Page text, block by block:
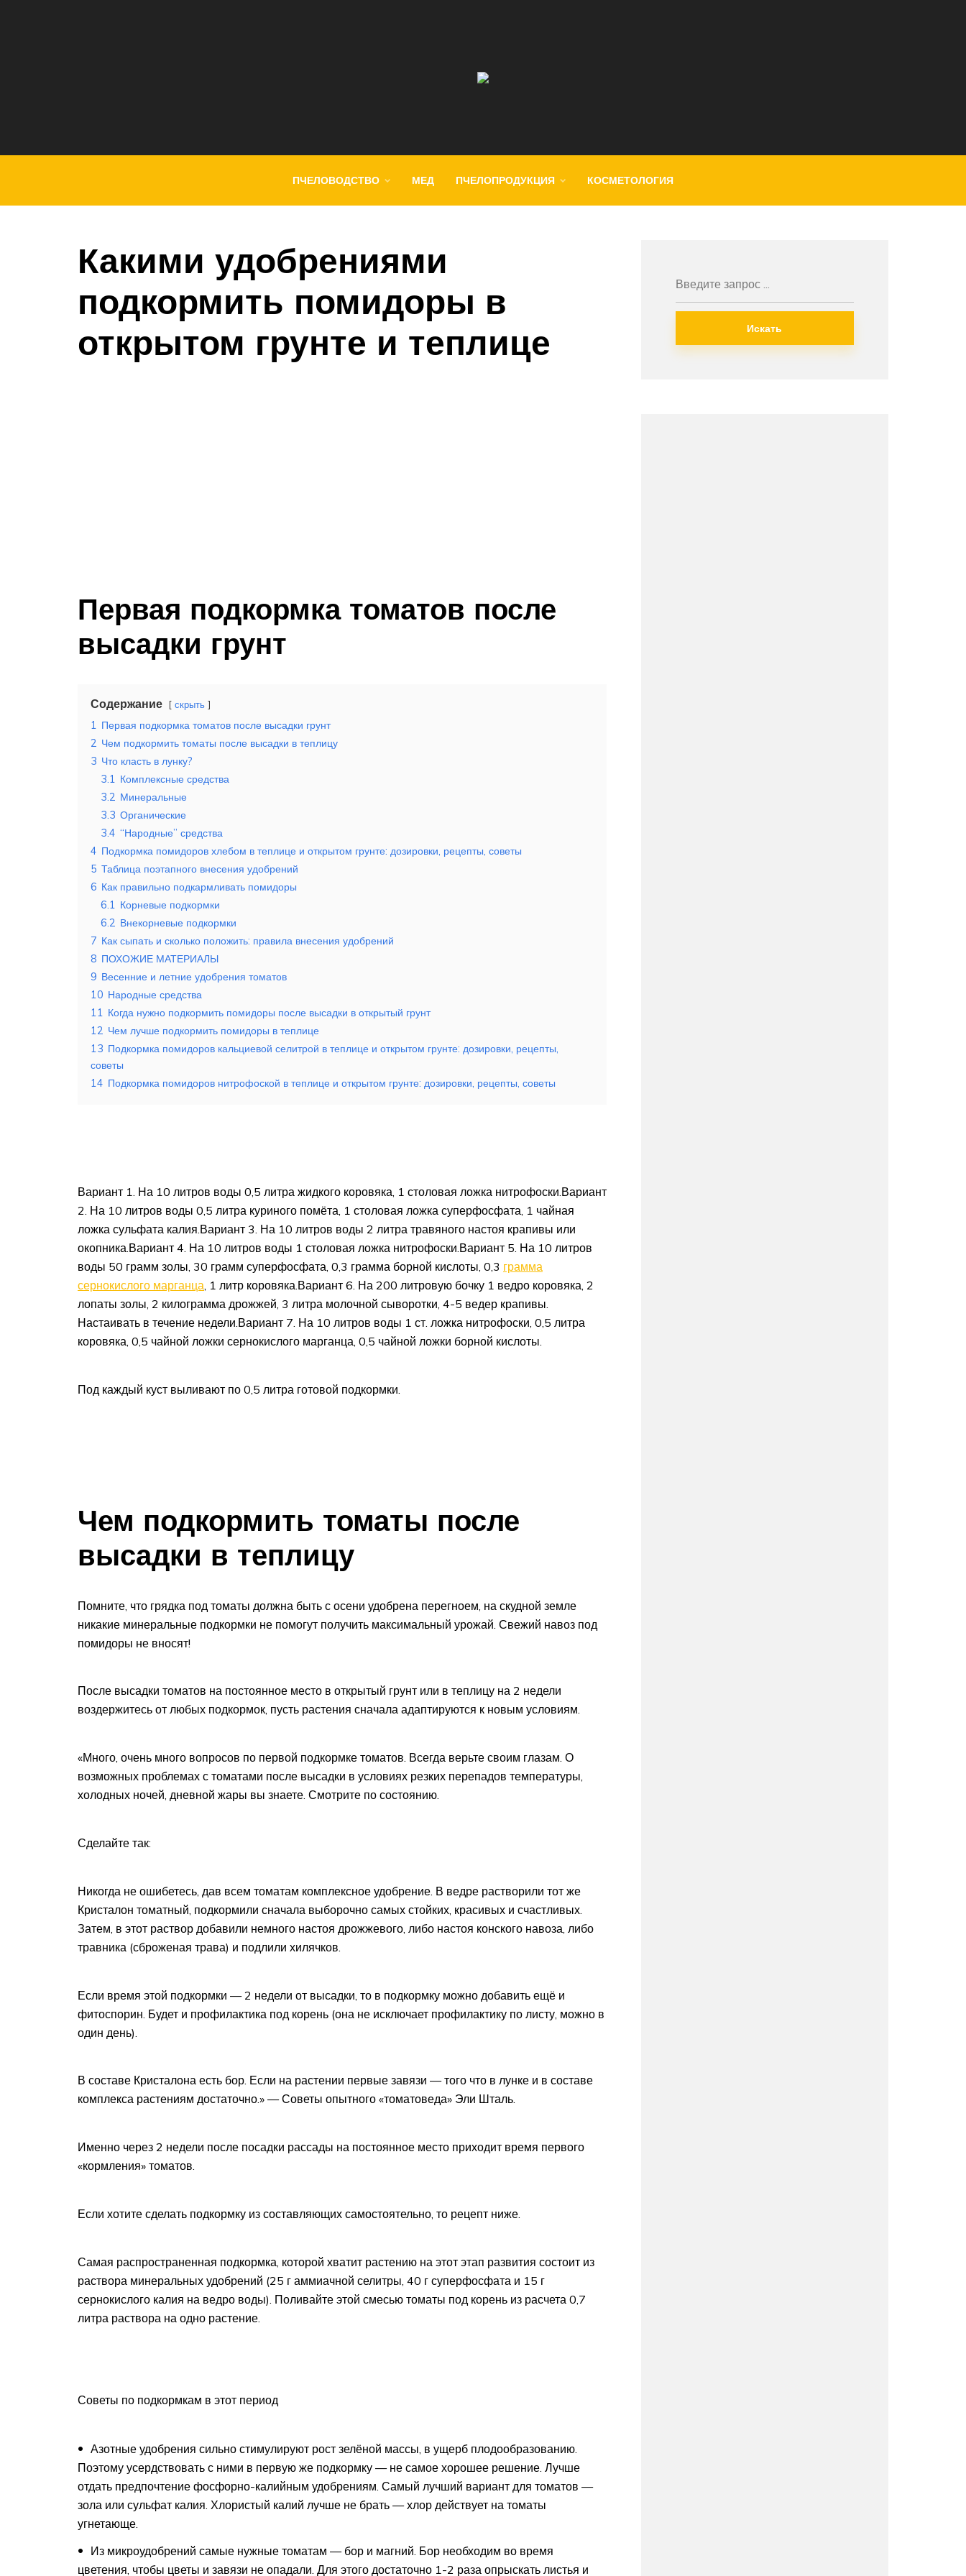
ПЧЕЛОВОДСТВО МЕД ПЧЕЛОПРОДУКЦИЯ КОСМЕТОЛОГИЯ
Какими удобрениями
подкормить помидоры в
открытом грунте и теплице
Первая подкормка томатов после
высадки грунт
Содержание скрыть
1 Первая подкормка томатов после высадки грунт
2 Чем подкормить томаты после высадки в теплицу
3 Что класть в лунку?
3.1 Комплексные средства
3.2 Минеральные
3.3 Органические
3.4 “Народные” средства
4 Подкормка помидоров хлебом в теплице и открытом грунте: дозировки, рецепты, советы
5 Таблица поэтапного внесения удобрений
6 Как правильно подкармливать помидоры
6.1 Корневые подкормки
6.2 Внекорневые подкормки
7 Как сыпать и сколько положить: правила внесения удобрений
8 ПОХОЖИЕ МАТЕРИАЛЫ
9 Весенние и летние удобрения томатов
10 Народные средства
11 Когда нужно подкормить помидоры после высадки в открытый грунт
12 Чем лучше подкормить помидоры в теплице
13 Подкормка помидоров кальциевой селитрой в теплице и открытом грунте: дозировки, рецепты,
советы
14 Подкормка помидоров нитрофоской в теплице и открытом грунте: дозировки, рецепты, советы
Вариант 1. На 10 литров воды 0,5 литра жидкого коровяка, 1 столовая ложка нитрофоски.Вариант
2. На 10 литров воды 0,5 литра куриного помёта, 1 столовая ложка суперфосфата, 1 чайная
ложка сульфата калия.Вариант 3. На 10 литров воды 2 литра травяного настоя крапивы или
окопника.Вариант 4. На 10 литров воды 1 столовая ложка нитрофоски.Вариант 5. На 10 литров
воды 50 грамм золы, 30 грамм суперфосфата, 0,3 грамма борной кислоты, 0,3 грамма
сернокислого марганца , 1 литр коровяка.Вариант 6. На 200 литровую бочку 1 ведро коровяка, 2
лопаты золы, 2 килограмма дрожжей, 3 литра молочной сыворотки, 4-5 ведер крапивы.
Настаивать в течение недели.Вариант 7. На 10 литров воды 1 ст. ложка нитрофоски, 0,5 литра
коровяка, 0,5 чайной ложки сернокислого марганца, 0,5 чайной ложки борной кислоты.
Под каждый куст выливают по 0,5 литра готовой подкормки.
Чем подкормить томаты после
высадки в теплицу
Помните, что грядка под томаты должна быть с осени удобрена перегноем, на скудной земле
никакие минеральные подкормки не помогут получить максимальный урожай. Свежий навоз под
помидоры не вносят!
После высадки томатов на постоянное место в открытый грунт или в теплицу на 2 недели
воздержитесь от любых подкормок, пусть растения сначала адаптируются к новым условиям.
«Много, очень много вопросов по первой подкормке томатов. Всегда верьте своим глазам. О
возможных проблемах с томатами после высадки в условиях резких перепадов температуры,
холодных ночей, дневной жары вы знаете. Смотрите по состоянию.
Сделайте так:
Никогда не ошибетесь, дав всем томатам комплексное удобрение. В ведре растворили тот же
Кристалон томатный, подкормили сначала выборочно самых стойких, красивых и счастливых.
Затем, в этот раствор добавили немного настоя дрожжевого, либо настоя конского навоза, либо
травника (сброженая трава) и подлили хилячков.
Если время этой подкормки — 2 недели от высадки, то в подкормку можно добавить ещё и
фитоспорин. Будет и профилактика под корень (она не исключает профилактику по листу, можно в
один день).
В составе Кристалона есть бор. Если на растении первые завязи — того что в лунке и в составе
комплекса растениям достаточно.» — Советы опытного «томатоведа» Эли Шталь.
Именно через 2 недели после посадки рассады на постоянное место приходит время первого
«кормления» томатов.
Если хотите сделать подкормку из составляющих самостоятельно, то рецепт ниже.
Самая распространенная подкормка, которой хватит растению на этот этап развития состоит из
раствора минеральных удобрений (25 г аммиачной селитры, 40 г суперфосфата и 15 г
сернокислого калия на ведро воды). Поливайте этой смесью томаты под корень из расчета 0,7
литра раствора на одно растение.
Советы по подкормкам в этот период
Азотные удобрения сильно стимулируют рост зелёной массы, в ущерб плодообразованию.
Поэтому усердствовать с ними в первую же подкормку — не самое хорошее решение. Лучше
отдать предпочтение фосфорно-калийным удобрениям. Самый лучший вариант для томатов —
зола или сульфат калия. Хлористый калий лучше не брать — хлор действует на томаты
угнетающе.
Из микроудобрений самые нужные томатам — бор и магний. Бор необходим во время
цветения, чтобы цветы и завязи не опадали. Для этого достаточно 1-2 раза опрыскать листья и
Искать